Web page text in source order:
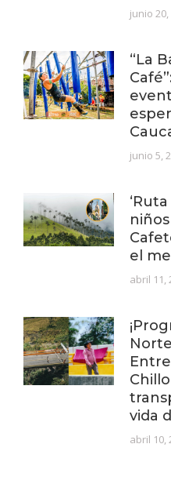
junio 20,
“La
junio 5,
el
abril 11,
vida
abril 10,